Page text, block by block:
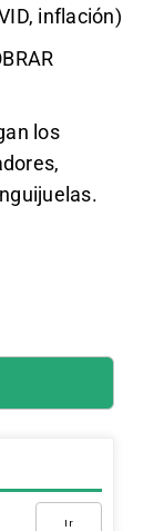
inflación)
los
Ir